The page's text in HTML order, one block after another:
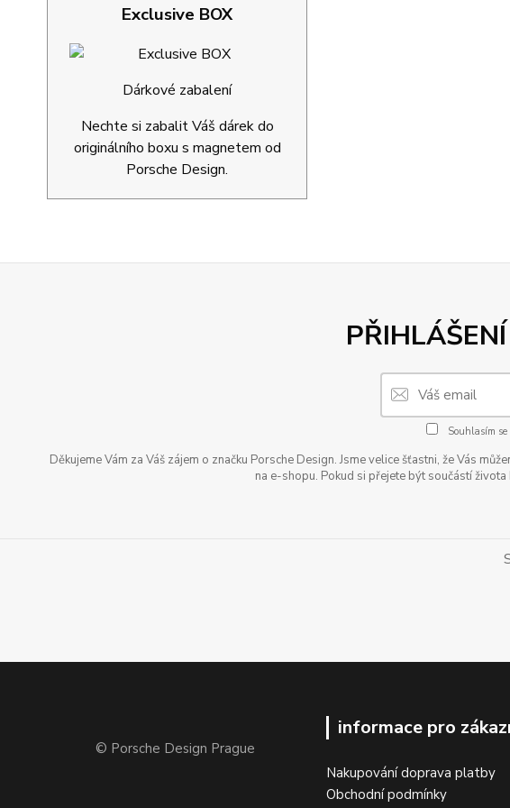
Exclusive BOX
Dárkové zabalení
Nechte si zabalit Váš dárek do
originálního boxu s magnetem od
Porsche Design.
Souhlasím se
Děkujeme Vám za Váš zájem o značku Porsche Design. Jsme velice šťastni, že Vás
na e-shopu. Pokud si přejete být součástí
© Porsche Design Prague
informace pro
Nakupování doprava platby
Obchodní podmínky